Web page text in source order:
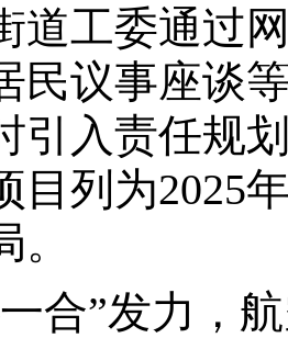
道工委通过
民议事座谈
引入责任规
目列为2025
合”发力，